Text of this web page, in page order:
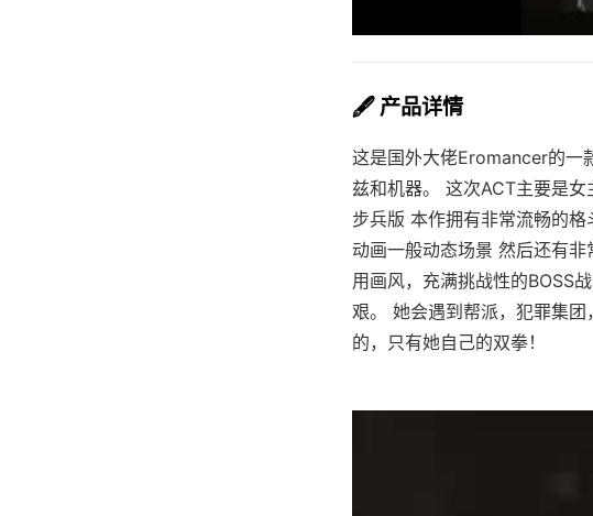
🖋️ 产品详情
这是国外大佬Eromancer的一
兹和机器。 这次ACT主要是
步兵版 本作拥有非常流畅的
动画一般动态场景 然后还有
用画风，充满挑战性的BOSS
艰。 她会遇到帮派，犯罪集
的，只有她自己的双拳！